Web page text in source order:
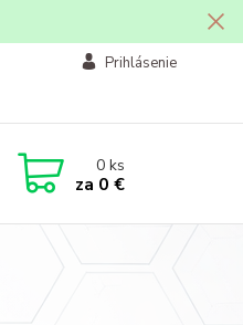
Prihlásenie
0ks
za 0 €